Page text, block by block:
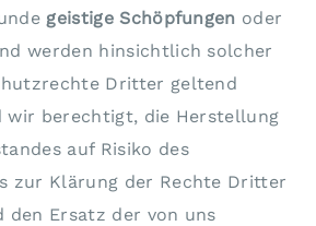
geistige Schöpfungen oder
werden hinsichtlich solcher
Dritter geltend
wir berechtigt, die Herstellung
auf Risiko des
zur Klärung der Rechte Dritter
den Ersatz der von uns